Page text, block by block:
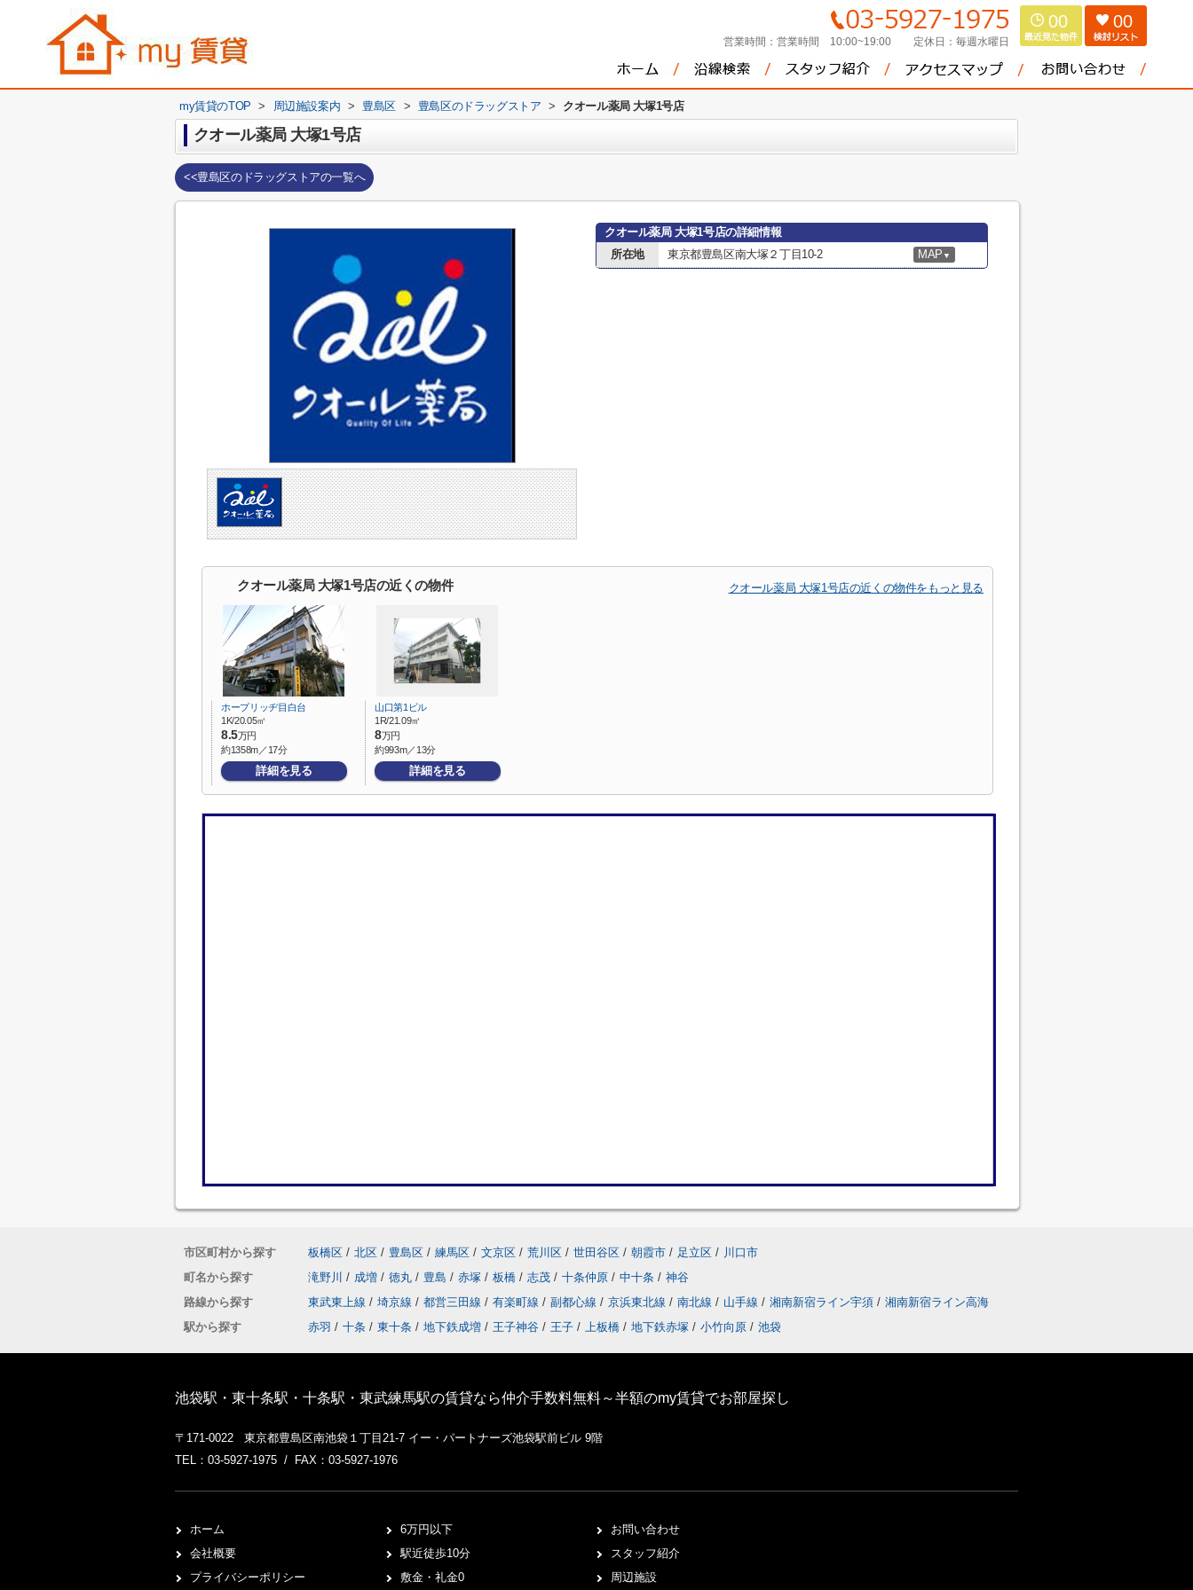
営業時間： 営業時間 10:00~19:00 定休日： 毎週水曜日
00 00
my賃貸のTOP > 周辺施設案内 > 豊島区 > 豊島区のドラッグストア > クオール薬局 大塚1号店
クオール薬局 大塚1号店
<<豊島区のドラッグストアの一覧へ
クオール薬局 大塚1号店の詳細情報
所在地
東京都豊島区南大塚２丁目10-2 MAP ▼
クオール薬局 大塚1号店の近くの物件 クオール薬局 大塚1号店の近くの物件をもっと見る
ホープリッヂ目白台
1K/20.05㎡
8.5万円
約1358m／17分
詳細を見る
山口第1ビル
1R/21.09㎡
8万円
約993m／13分
詳細を見る
市区町村から探す 板橋区 / 北区 / 豊島区 / 練馬区 / 文京区 / 荒川区 / 世田谷区 / 朝霞市 / 足立区 / 川口市
町名から探す
滝野川 / 成増 / 徳丸 / 豊島 / 赤塚 / 板橋 / 志茂 / 十条仲原 / 中十条 / 神谷
路線から探す
東武東上線 / 埼京線 / 都営三田線 / 有楽町線 / 副都心線 / 京浜東北線 / 南北線 / 山手線 / 湘南新宿ライン宇須 / 湘南新宿ライン高海
駅から探す
赤羽 / 十条 / 東十条 / 地下鉄成増 / 王子神谷 / 王子 / 上板橋 / 地下鉄赤塚 / 小竹向原 / 池袋
池袋駅・東十条駅・十条駅・東武練馬駅の賃貸なら仲介手数料無料～半額のmy賃貸でお部屋探し
〒171-0022 東京都豊島区南池袋１丁目21-7 イー・パートナーズ池袋駅前ビル 9階
TEL：03-5927-1975 / FAX：03-5927-1976
ホーム
会社概要
プライバシーポリシー
6万円以下
駅近徒歩10分
敷金・礼金0
お問い合わせ
スタッフ紹介
周辺施設